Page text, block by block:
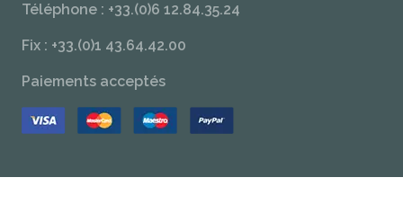
Téléphone : +33.(0)6 12.84.35.24
Fix : +33.(0)1 43.64.42.00
Paiements acceptés